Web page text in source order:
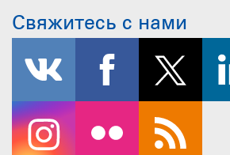
Свяжитесь с нами